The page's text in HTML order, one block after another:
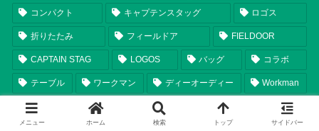
コンパクト キャプテンスタッグ ロゴス
折りたたみ フィールドア FIELDOOR
CAPTAIN STAG LOGOS バッグ コラボ
テーブル ワークマン ディーオーディー Workman
タープ 福袋 いつから スマイルセール
メニュー ホーム 検索 トップ サイドバー